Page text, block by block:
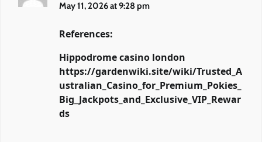
May 11, 2026 at 9:28 pm
References:
Hippodrome casino london
https://gardenwiki.site/wiki/Trusted_A
ustralian_Casino_for_Premium_Pokies_
Big_Jackpots_and_Exclusive_VIP_Rewar
ds